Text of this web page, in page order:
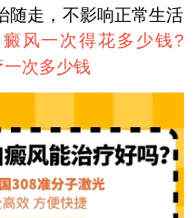
随走，不影响正常生活
风一次得花多少钱?
次多少钱